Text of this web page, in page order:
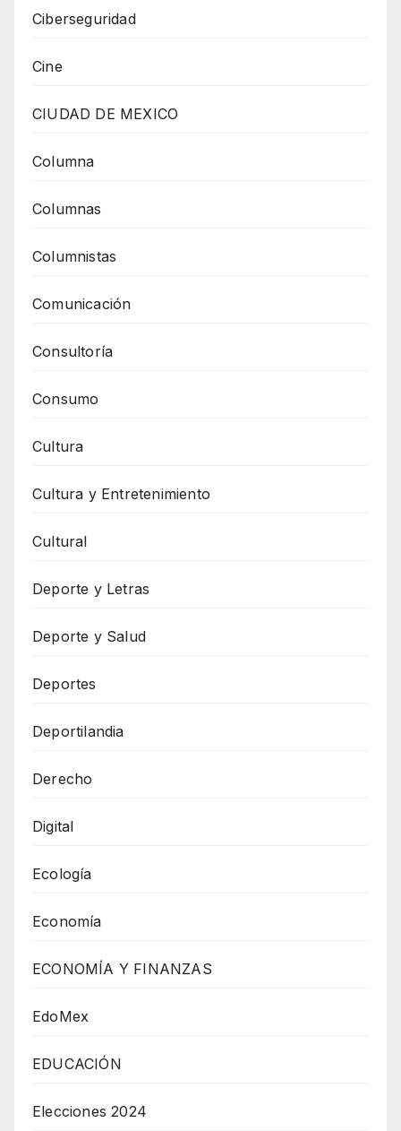
Ciberseguridad
Cine
CIUDAD DE MEXICO
Columna
Columnas
Columnistas
Comunicación
Consultoría
Consumo
Cultura
Cultura y Entretenimiento
Cultural
Deporte y Letras
Deporte y Salud
Deportes
Deportilandia
Derecho
Digital
Ecología
Economía
ECONOMÍA Y FINANZAS
EdoMex
EDUCACIÓN
Elecciones 2024